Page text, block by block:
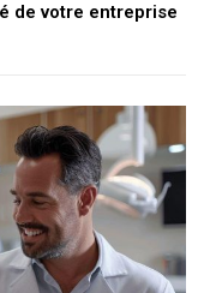
de votre entreprise